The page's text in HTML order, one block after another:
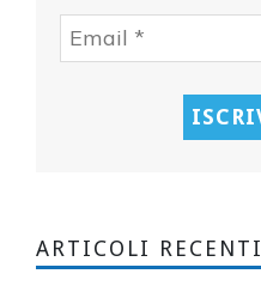
ARTICOLI RECENTI